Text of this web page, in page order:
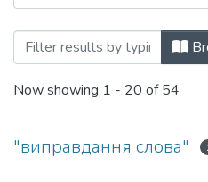
Browsing Людина в
Now showing 1 - 20 of 54
"виправдання слова"